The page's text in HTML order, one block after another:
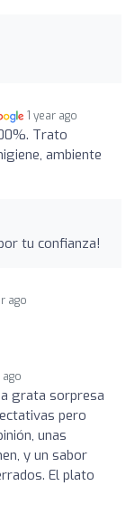
1 year ago
Trato
ambiente
tu confianza!
ago
ago
grata sorpresa
pero
unas
y un sabor
El plato